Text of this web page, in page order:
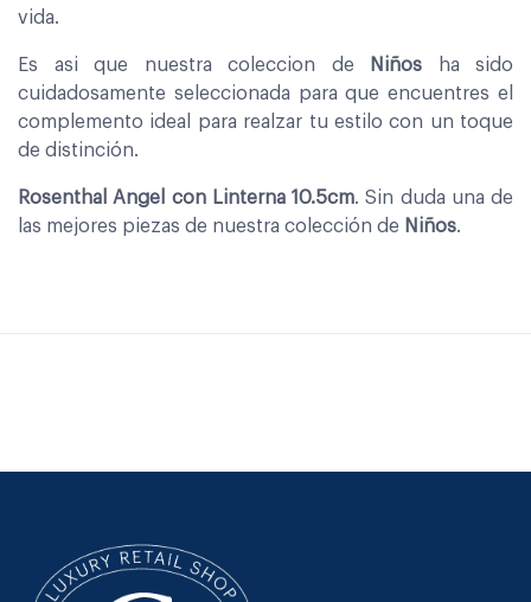
vida.
Es asi que nuestra coleccion de Niños ha sido
cuidadosamente seleccionada para que encuentres el
complemento ideal para realzar tu estilo con un toque
de distinción.
Rosenthal Angel con Linterna 10.5cm. Sin duda una de
las mejores piezas de nuestra colección de Niños.